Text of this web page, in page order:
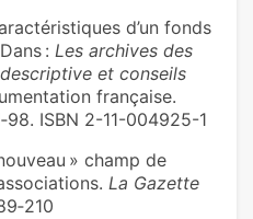
d’un fonds
: Les archives des
et conseils
française.
ISBN 2-11-004925-1
» champ de
La Gazette